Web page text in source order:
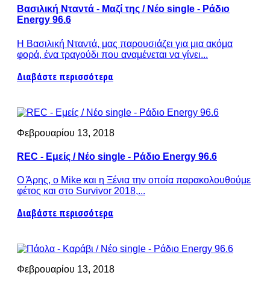
Βασιλική Νταντά - Μαζί της / Νέο single - Ράδιο
Energy 96.6
Η Βασιλική Νταντά, μας παρουσιάζει για μια ακόμα
φορά, ένα τραγούδι που αναμένεται να γίνει...
Διαβάστε περισσότερα
Φεβρουαρίου 13, 2018
REC - Εμείς / Νέο single - Ράδιο Energy 96.6
Ο Άρης, ο Mike και η Ξένια την οποία παρακολουθούμε
φέτος και στο Survivor 2018,...
Διαβάστε περισσότερα
Φεβρουαρίου 13, 2018